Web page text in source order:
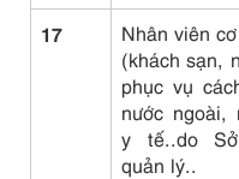
17
Nhân viên
(khách sạn,
phục vụ
nước ngoài,
y tế..do
quản lý..